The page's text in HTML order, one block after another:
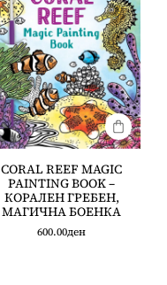
CORAL REEF MAGIC
PAINTING BOOK –
КОРАЛЕН ГРЕБЕН,
МАГИЧНА БОЕНКА
600.00ден